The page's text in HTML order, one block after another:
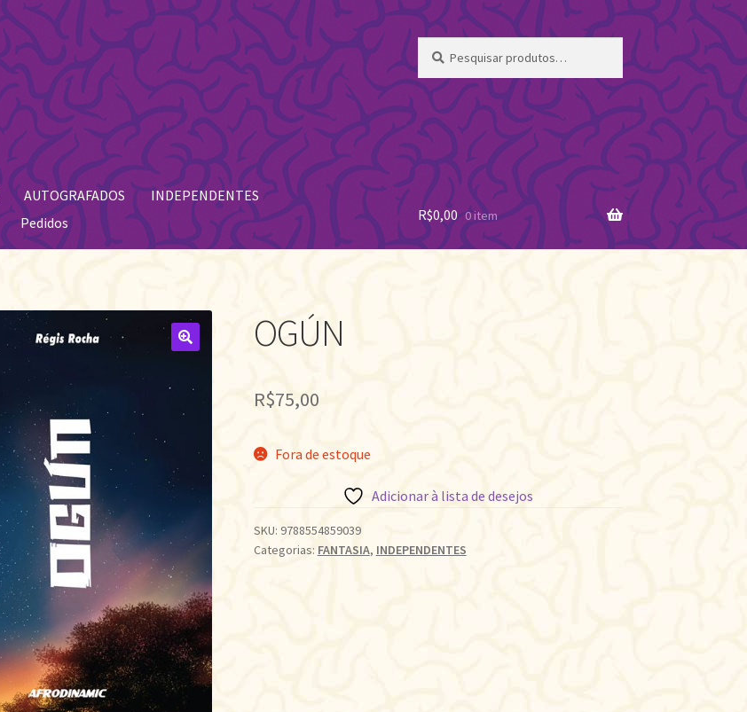
por:
AUTOGRAFADOS
INDEPENDENTES
Pedidos R$0,00 0 item
OGÚN
R$75,00
Fora de estoque
Adicionar à lista de desejos
SKU: 9788554859039
Categorias: FANTASIA, INDEPENDENTES